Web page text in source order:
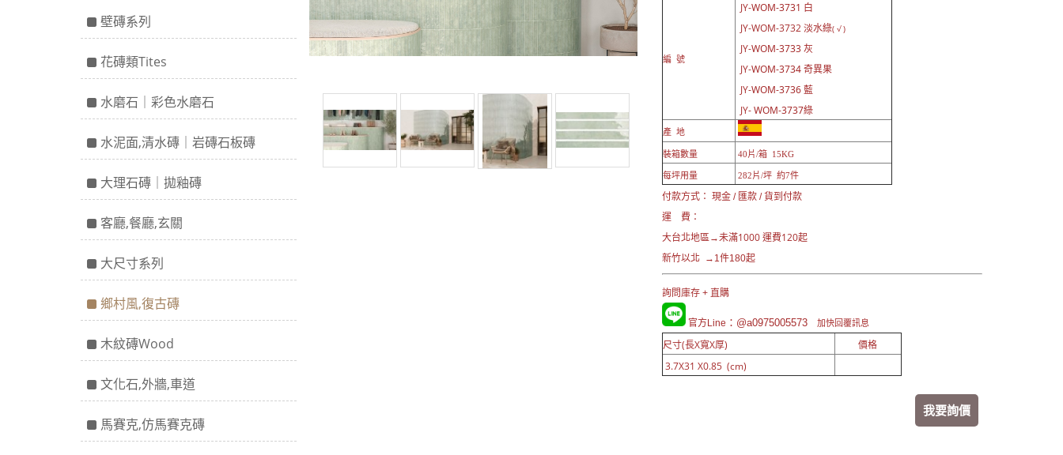
壁磚系列
花磚類Tites
水磨石｜彩色水磨石
水泥面,清水磚｜岩磚石板磚
大理石磚｜拋釉磚
客廳,餐廳,玄關
大尺寸系列
鄉村風,復古磚
木紋磚Wood
文化石,外牆,車道
馬賽克,仿馬賽克磚
編 號
JY-WOM-3731 白
JY-WOM-3732 淡水綠( √ )
JY-WOM-3733 灰
JY-WOM-3734 奇異果
JY-WOM-3736 藍
JY-WOM-3737綠
產 地
裝箱數量 40片/箱 15KG
每坪用量 282片/坪 約7件
付款方式： 現金 / 匯款 / 貨到付款
運 費：
大台北地區→未滿1000 運費120起
新竹以北 →1件180起
詢問庫存 + 直購
官方Line ：@a0975005573 加快回覆訊息
尺寸(長X寬X厚)
價格
3.7X31 X0.85 (cm)
我要詢價